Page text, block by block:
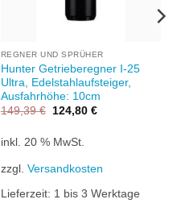
REGNER UND SPRÜHER
Hunter Getrieberegner I-25
Ultra, Edelstahlaufsteiger,
Ausfahrhöhe: 10cm
149,39€
Ursprünglicher
149,39 €
124,80 €Aktueller
inkl. 20 % MwSt.
zzgl. Versandkosten
Lieferzeit: 1 bis 3 Werktage